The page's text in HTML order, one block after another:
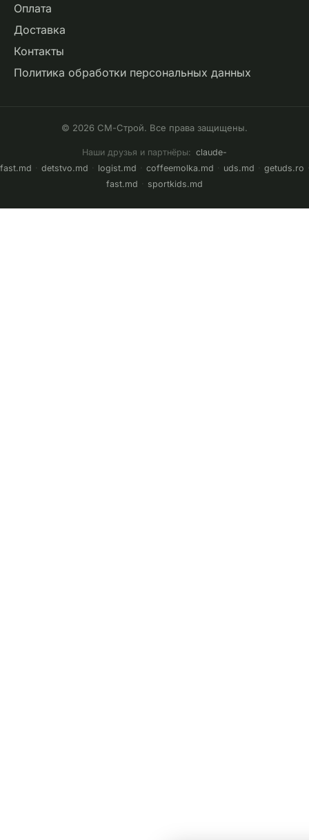
Оплата
Доставка
Контакты
Политика обработки персональных данных
© 2026 СМ-Строй. Все права защищены.
Наши друзья и партнёры: claude-
fast.md · detstvo.md · logist.md · coffeemolka.md · uds.md · getuds.ro
fast.md · sportkids.md